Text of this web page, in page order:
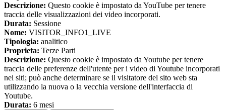
Descrizione: Questo cookie è impostato da YouTube per tenere
traccia delle visualizzazioni dei video incorporati.
Durata: Sessione
Nome: VISITOR_INFO1_LIVE
Tipologia: analitico
Proprieta: Terze Parti
Descrizione: Questo cookie è impostato da Youtube per tenere
traccia delle preferenze dell'utente per i video di Youtube incorporati
nei siti; può anche determinare se il visitatore del sito web sta
utilizzando la nuova o la vecchia versione dell'interfaccia di
Youtube.
Durata: 6 mesi